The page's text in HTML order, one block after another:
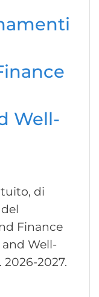
Well-
di
Finance
Well-
2026-2027.